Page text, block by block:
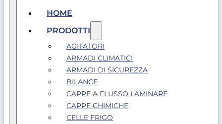
HOME
PRODOTTI
AGITATORI
ARMADI CLIMATICI
ARMADI DI SICUREZZA
BILANCE
CAPPE A FLUSSO LAMINARE
CAPPE CHIMICHE
CELLE FRIGO